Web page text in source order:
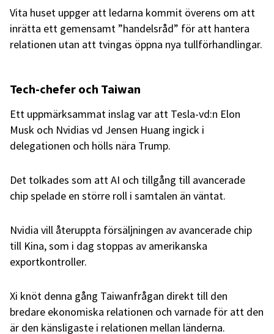
Vita huset uppger att ledarna kommit överens om att
inrätta ett gemensamt ”handelsråd” för att hantera
relationen utan att tvingas öppna nya tullförhandlingar.
Tech-chefer och Taiwan
Ett uppmärksammat inslag var att Tesla-vd:n Elon
Musk och Nvidias vd Jensen Huang ingick i
delegationen och hölls nära Trump.
Det tolkades som att AI och tillgång till avancerade
chip spelade en större roll i samtalen än väntat.
Nvidia vill återuppta försäljningen av avancerade chip
till Kina, som i dag stoppas av amerikanska
exportkontroller.
Xi knöt denna gång Taiwanfrågan direkt till den
bredare ekonomiska relationen och varnade för att den
är den känsligaste i relationen mellan länderna.